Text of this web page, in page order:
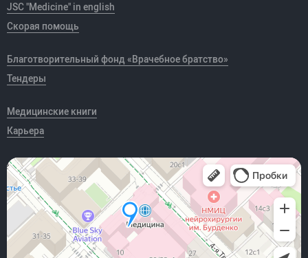
JSC "Medicine" in english
Скорая помощь
Благотворительный фонд «Врачебное братство»
Тендеры
Медицинские книги
Карьера